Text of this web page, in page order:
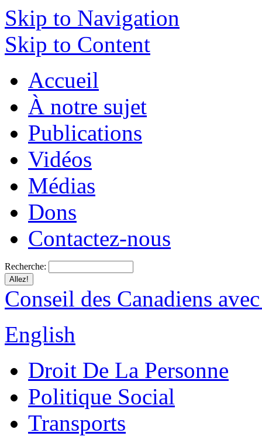
Skip to Navigation
Skip to Content
Accueil
À notre sujet
Publications
Vidéos
Médias
Dons
Contactez-nous
Recherche:
Conseil des Canadiens
English
Droit De La Personne
Politique Social
Transports